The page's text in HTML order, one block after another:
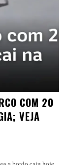
COM 20
VEJA